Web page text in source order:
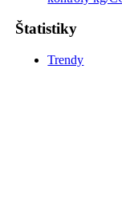
Štatistiky
Trendy